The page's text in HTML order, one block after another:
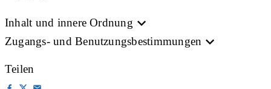
Inhalt und innere Ordnung
Zugangs- und Benutzungsbestimmungen
Teilen